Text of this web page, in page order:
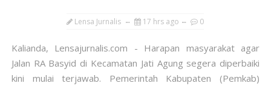
Lensa Jurnalis 17 hrs ago 0
Kalianda, Lensajurnalis.com - Harapan masyarakat agar
Jalan RA Basyid di Kecamatan Jati Agung segera diperbaiki
kini mulai terjawab. Pemerintah Kabupaten (Pemkab)